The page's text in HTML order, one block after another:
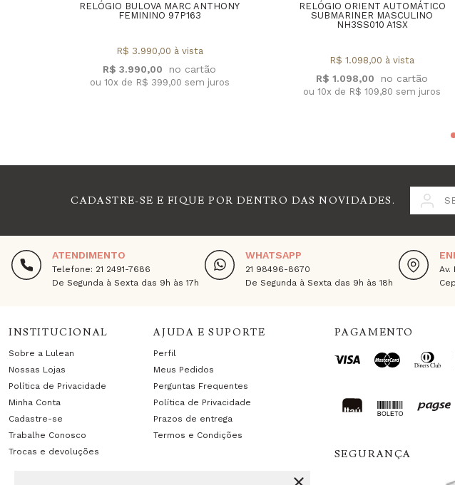
RELÓGIO BULOVA MARC ANTHONY
FEMININO 97P163
R$ 3.990,00
R$ 3.990,00 à vista
ou 10x de R$ 399,00 sem juros
RELÓGIO ORIENT AUTOMÁTICO
SUBMARINER MASCULINO
NH3SS010 A1SX
R$ 1.098,00
R$ 1.098,00 à vista
ou 10x de R$ 109,80 sem juros
CADASTRE-SE E FIQUE POR DENTRO DAS NOVIDADES.
ATENDIMENTO
Telefone: 21 2491-7686
De Segunda à Sexta das 9h às 17h
WHATSAPP
21 98496-8670
De Segunda à Sexta das 9h às 18h
Av.
INSTITUCIONAL
Sobre a Lulean
Nossas Lojas
Política de Privacidade
Minha Conta
Cadastre-se
Trabalhe Conosco
Trocas e devoluções
AJUDA E SUPORTE
Perfil
Meus Pedidos
Perguntas Frequentes
Política de Privacidade
Prazos de entrega
Termos e Condições
PAGAMENTO
SEGURANÇA